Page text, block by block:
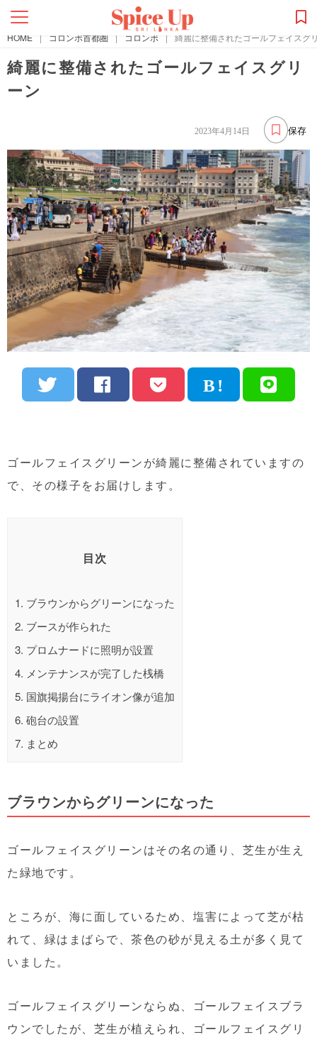
HOME | コロンボ首都圏 | コロンボ | 綺麗に整備されたゴールフェイスグ
綺麗に整備されたゴールフェイスグリ
ーン
保存
2023年4月14日
ゴールフェイスグリーンが綺麗に整備されていますの
で、その様子をお届けします。
目次
1. ブラウンからグリーンになった
2. ブースが作られた
3. プロムナードに照明が設置
4. メンテナンスが完了した桟橋
5. 国旗掲揚台にライオン像が追加
6. 砲台の設置
7. まとめ
ブラウンからグリーンになった
ゴールフェイスグリーンはその名の通り、芝生が生え
た緑地です。
ところが、海に面しているため、塩害によって芝が枯
れて、緑はまばらで、茶色の砂が見える土が多く見て
いました。
ゴールフェイスグリーンならぬ、ゴールフェイスブラ
ウンでしたが、芝生が植えられ、ゴールフェイスグリ